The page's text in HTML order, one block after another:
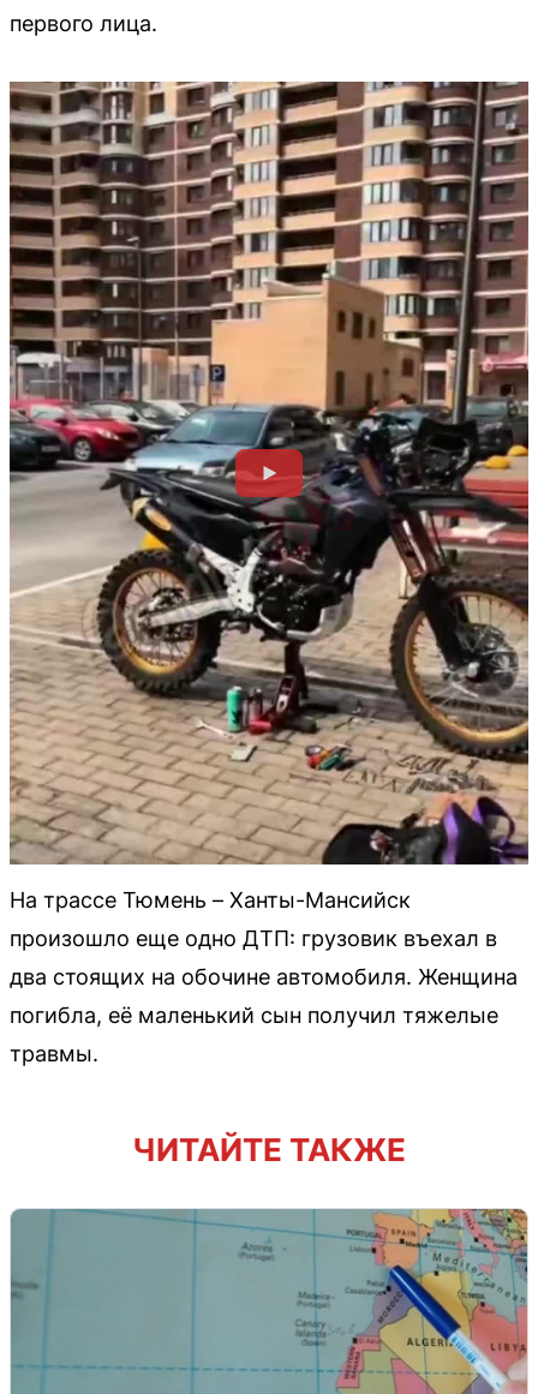
первого лица.
На трассе Тюмень – Ханты-Мансийск
произошло еще одно ДТП: грузовик въехал в
два стоящих на обочине автомобиля. Женщина
погибла, её маленький сын получил тяжелые
травмы.
ЧИТАЙТЕ ТАКЖЕ